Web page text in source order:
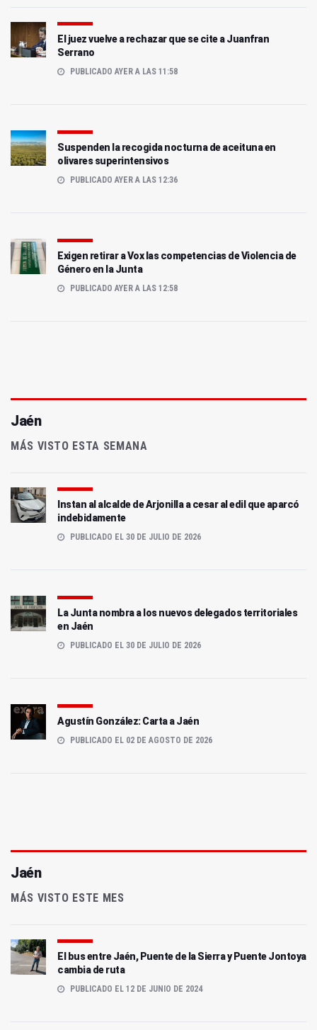
El juez vuelve a rechazar que se cite a Juanfran
Serrano
PUBLICADO AYER A LAS 11:58
Suspenden la recogida nocturna de aceituna en
olivares superintensivos
PUBLICADO AYER A LAS 12:36
Exigen retirar a Vox las competencias de Violencia de
Género en la Junta
PUBLICADO AYER A LAS 12:58
Jaén
MÁS VISTO ESTA SEMANA
Instan al alcalde de Arjonilla a cesar al edil que aparcó
indebidamente
PUBLICADO EL 30 DE JULIO DE 2026
La Junta nombra a los nuevos delegados territoriales
en Jaén
PUBLICADO EL 30 DE JULIO DE 2026
Agustín González: Carta a Jaén
PUBLICADO EL 02 DE AGOSTO DE 2026
Jaén
MÁS VISTO ESTE MES
El bus entre Jaén, Puente de la Sierra y Puente Jontoya
cambia de ruta
PUBLICADO EL 12 DE JUNIO DE 2024